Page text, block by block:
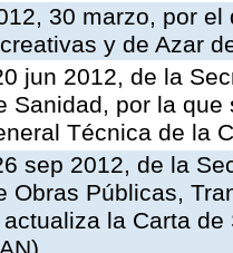
30 marzo, por
y de Azar
jun 2012, de la
Sanidad, por la
Técnica de la
sep 2012, de la
Obras Públicas,
la Carta